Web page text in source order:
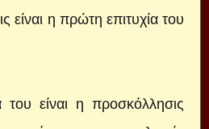
είναι η πρώτη επιτυχία του
του είναι η προσκόλλησις